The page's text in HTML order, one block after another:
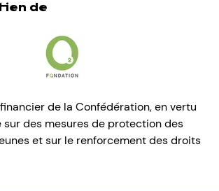
de
de la Confédération, en vertu
sur des mesures de protection des
et sur le renforcement des droits